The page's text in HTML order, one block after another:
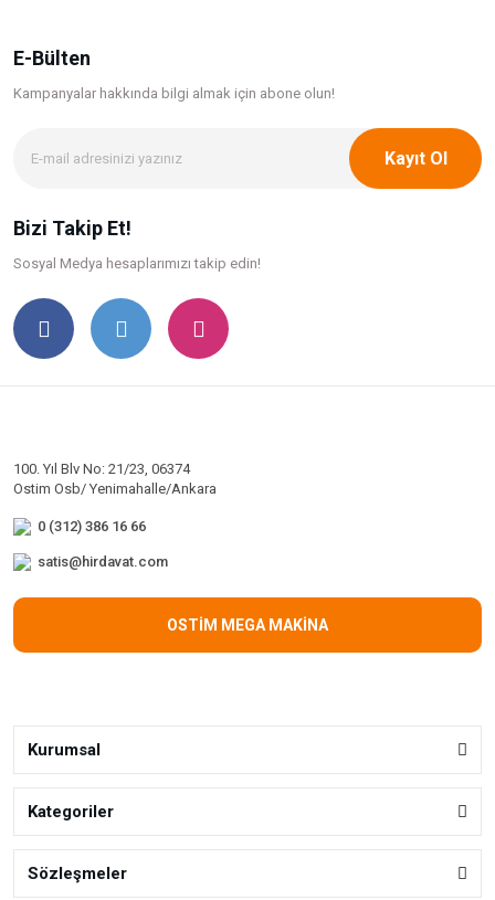
E-Bülten
Kampanyalar hakkında bilgi almak için abone olun!
Kayıt Ol
Bizi Takip Et!
Sosyal Medya hesaplarımızı takip edin!
100. Yıl Blv No: 21/23, 06374
Ostim Osb/ Yenimahalle/Ankara
0 (312) 386 16 66
satis@hirdavat.com
OSTİM MEGA MAKİNA
Kurumsal
Kategoriler
Sözleşmeler